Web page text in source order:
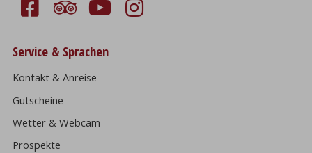
Service & Sprachen
Kontakt & Anreise
Gutscheine
Wetter & Webcam
Prospekte